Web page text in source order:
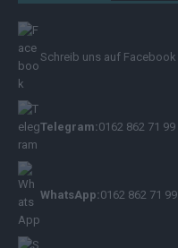
Schreib uns auf Facebook
Telegram:0162 862 71 99
WhatsApp:0162 862 71 99